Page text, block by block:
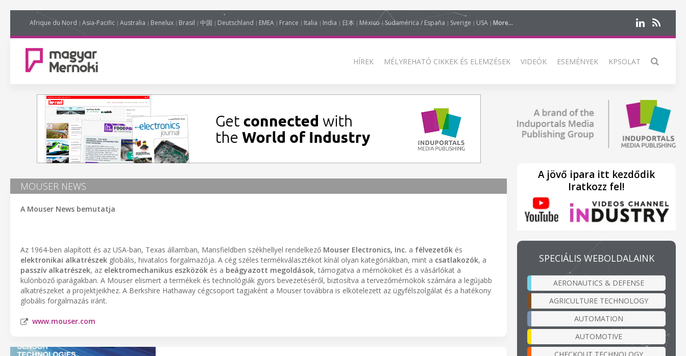
Afrique du Nord Asia-Pacific Australia Benelux Brasil 中国 Deutschland EMEA France Italia India 日本 México Sudamérica / España Sverige USA More...
HÍREK MÉLYREHATÓ CIKKEK ÉS ELEMZÉSEK VIDEÓK ESEMÉNYEK KPSOLAT
MOUSER NEWS
A Mouser News bemutatja
Az 1964-ben alapított és az USA-ban, Texas államban, Mansfieldben székhellyel rendelkező Mouser Electronics, Inc. a félvezetők és
elektronikai alkatrészek globális, hivatalos forgalmazója. A cég széles termékválasztékot kínál olyan kategóriákban, mint a csatlakozók, a
passzív alkatrészek, az elektromechanikus eszközök és a beágyazott megoldások, támogatva a mérnököket és a vásárlókat a
különböző iparágakban. A Mouser elismert a termékek és technológiák gyors bevezetéséről, biztosítva a tervezőmérnökök számára a legújabb
alkatrészeket a projektjeikhez. A Berkshire Hathaway cégcsoport tagjaként a Mouser továbbra is elkötelezett az ügyfélszolgálat és a hatékony
globális forgalmazás iránt.
www.mouser.com
A jövő ipara itt kezdődik
Iratkozz fel!
SPECIÁLIS WEBOLDALAINK
AERONAUTICS & DEFENSE
AGRICULTURE TECHNOLOGY
AUTOMATION
AUTOMOTIVE
CHECKOUT TECHNOLOGY